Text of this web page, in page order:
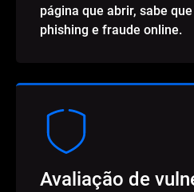
página que abrir, sabe
phishing e fraude online.
Avaliação de